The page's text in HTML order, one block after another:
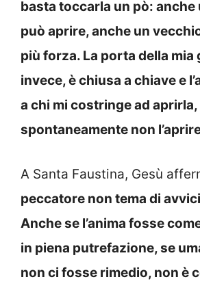
basta toccarla un pò: anche
può aprire, anche un
più forza. La porta della mia
invece, è chiusa a chiave e
a chi mi costringe ad aprirla,
spontaneamente non
A Santa Faustina, Gesù
peccatore non tema di
Anche se l’anima fosse
in piena putrefazione, se
non ci fosse rimedio, non è